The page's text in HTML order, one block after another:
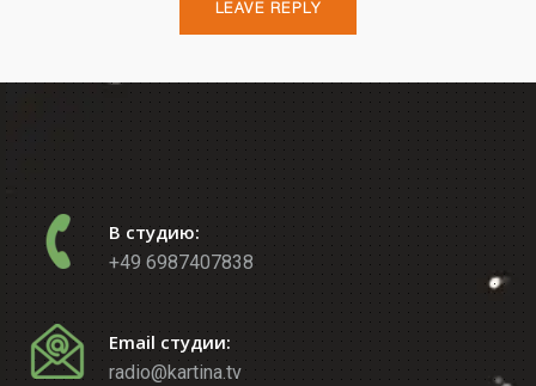
В студию:
+49 6987407838
Email студии:
radio@kartina.tv